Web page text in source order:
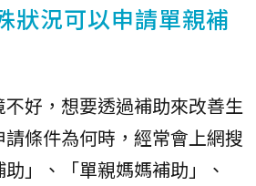
狀況可以申請單親補
好，想要透過補助來改善生
條件為何時，經常會上網搜
」、「單親媽媽補助」、